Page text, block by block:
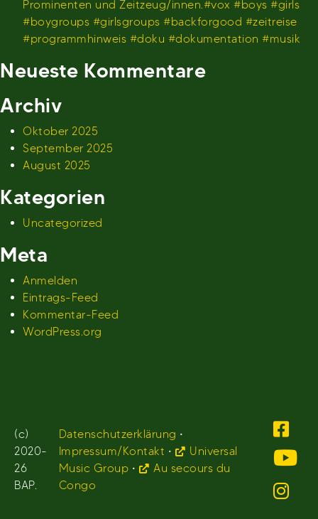
Prominenten und Zeitzeug/innen.#vox #boys #girls
#boygroups #girlsgroups #backforgood #zeitreise
#programmhinweis #doku #dokumentation #musik
Neueste Kommentare
Archiv
Oktober 2025
September 2025
August 2025
Kategorien
Uncategorized
Meta
Anmelden
Eintrags-Feed
Kommentar-Feed
WordPress.org
(c)
2020-
26
BAP.
Datenschutzerklärung •
Impressum/Kontakt •
Universal
Music Group •
Au secours du
Congo